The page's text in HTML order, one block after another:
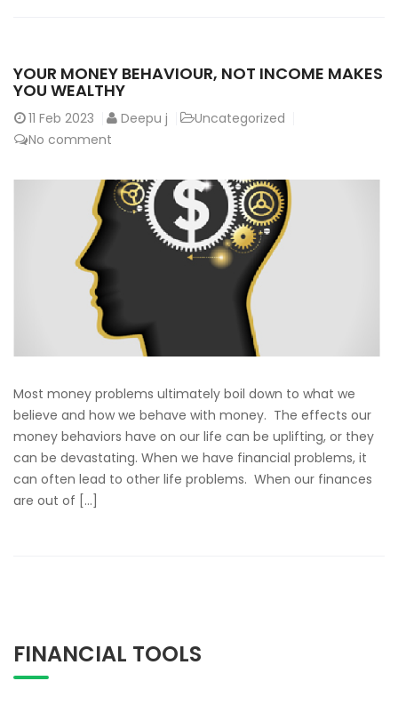
YOUR MONEY BEHAVIOUR, NOT INCOME MAKES
YOU WEALTHY
11 Feb 2023 Deepu j
Uncategorized
No comment
Most money problems ultimately boil down to what we
believe and how we behave with money. The effects our
money behaviors have on our life can be uplifting, or they
can be devastating. When we have financial problems, it
can often lead to other life problems. When our finances
are out of […]
FINANCIAL TOOLS